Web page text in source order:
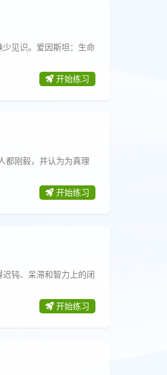
见识。爱因斯坦：生命
开始练习
都刚毅，并认为为真理
开始练习
钝、呆滞和智力上的闭
开始练习